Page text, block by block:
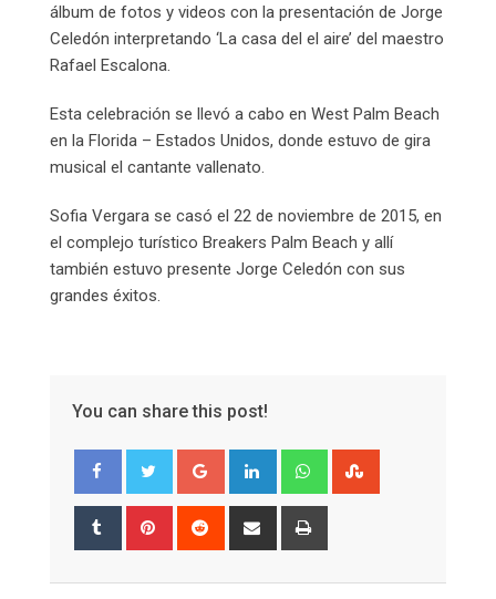
álbum de fotos y videos con la presentación de Jorge
Celedón interpretando ‘La casa del el aire’ del maestro
Rafael Escalona.
Esta celebración se llevó a cabo en West Palm Beach
en la Florida – Estados Unidos, donde estuvo de gira
musical el cantante vallenato.
Sofia Vergara se casó el 22 de noviembre de 2015, en
el complejo turístico Breakers Palm Beach y allí
también estuvo presente Jorge Celedón con sus
grandes éxitos.
You can share this post!
Google+ LinkedIn Whatsapp
Tumblr Pinterest Reddit
Share